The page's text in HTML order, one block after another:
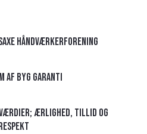
Håndværkerforening
af Byg Garanti
Ærlighed, tillid og
respekt